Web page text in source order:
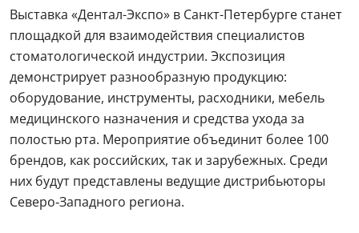
Выставка «Дентал-Экспо» в Санкт-Петербурге станет
площадкой для взаимодействия специалистов
стоматологической индустрии. Экспозиция
демонстрирует разнообразную продукцию:
оборудование, инструменты, расходники, мебель
медицинского назначения и средства ухода за
полостью рта. Мероприятие объединит более 100
брендов, как российских, так и зарубежных. Среди
них будут представлены ведущие дистрибьюторы
Северо‑Западного региона.